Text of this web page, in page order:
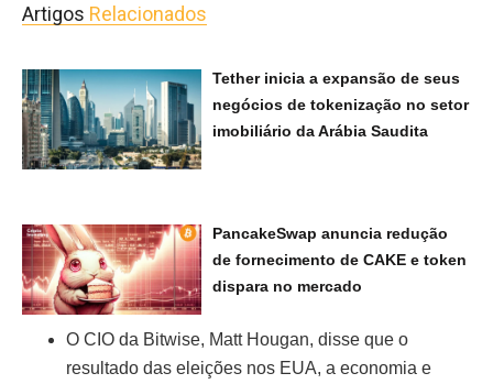
Artigos Relacionados
Tether inicia a expansão de seus
negócios de tokenização no setor
imobiliário da Arábia Saudita
PancakeSwap anuncia redução
de fornecimento de CAKE e token
dispara no mercado
O CIO da Bitwise, Matt Hougan, disse que o
resultado das eleições nos EUA, a economia e